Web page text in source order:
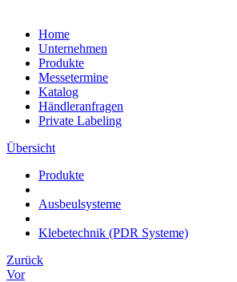
Home
Unternehmen
Produkte
Messetermine
Katalog
Händleranfragen
Private Labeling
Übersicht
Produkte
Ausbeulsysteme
Klebetechnik (PDR Systeme)
Zurück
Vor